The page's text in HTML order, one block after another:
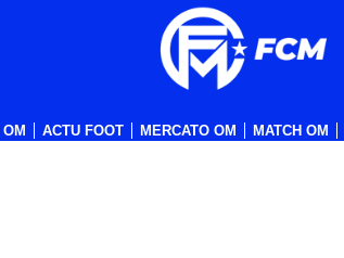
ACTU FOOT MERCATO OM MATCH OM